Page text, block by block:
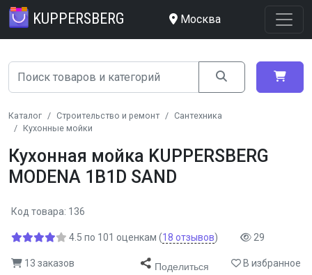
KUPPERSBERG Москва
Каталог Строительство и ремонт
Сантехника
Кухонные мойки
Кухонная мойка KUPPERSBERG
MODENA 1B1D SAND
Код товара: 136
4.5 по 101 оценкам (18 отзывов) 29
13 заказов Поделиться В избранное